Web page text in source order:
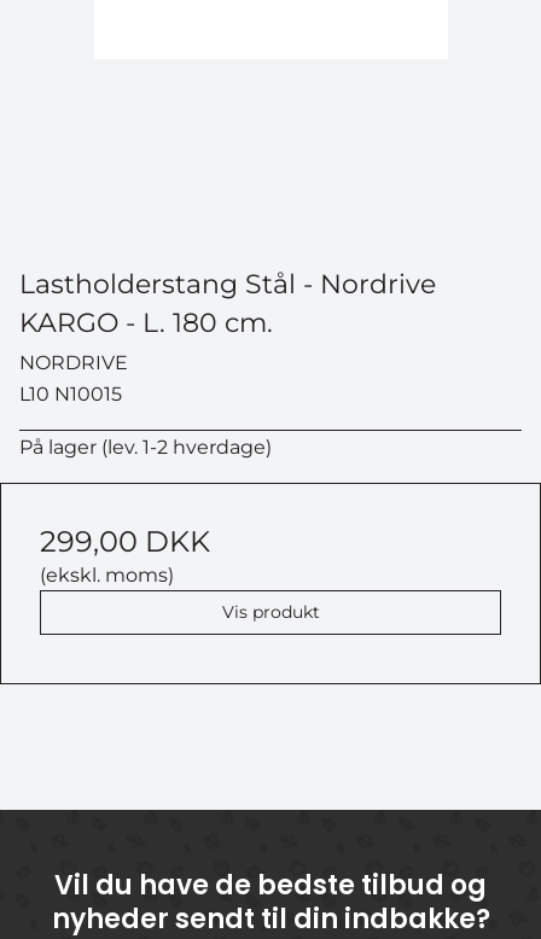
Lastholderstang Stål - Nordrive
KARGO - L. 180 cm.
NORDRIVE
L10 N10015
På lager (lev. 1-2 hverdage)
299,00 DKK
(ekskl. moms)
Vis produkt
Vil du have de bedste tilbud og
nyheder sendt til din indbakke?